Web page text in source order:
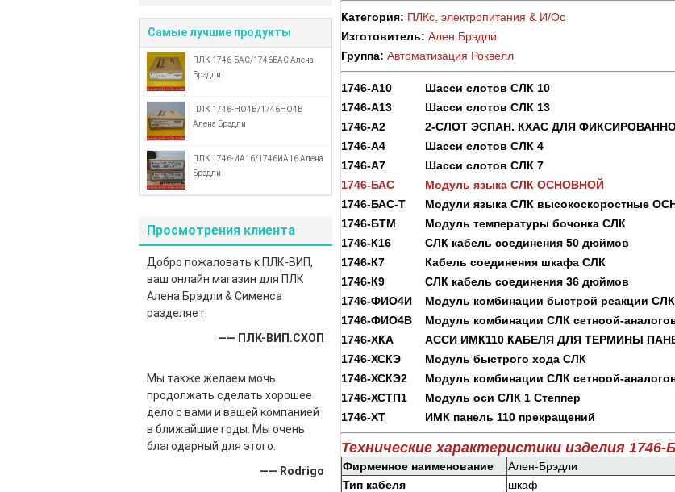
Самые лучшие продукты
ПЛК 1746-БАС/1746БАС Алена
Брэдли
ПЛК 1746-НО4В/1746НО4В
Алена Брэдли
ПЛК 1746-ИА16/1746ИА16 Алена
Брэдли
Просмотрения клиента
Добро пожаловать к ПЛК-ВИП,
ваш онлайн магазин для ПЛК
Алена Брэдли & Сименса
разделяет.
—— ПЛК-ВИП.СХОП
Мы также желаем мочь
продолжать сделать хорошее
дело с вами и вашей компанией
в ближайшие годы. Мы очень
благодарный для этого.
—— Rodrigo
Категория: ПЛКс, электропитания & И/Ос
Изготовитель: Ален Брэдли
Группа: Автоматизация Роквелл
1746-А10 Шасси слотов СЛК 10
1746-А13
Шасси слотов СЛК 13
1746-А2
2-СЛОТ ЭСПАН. КХАС ДЛЯ
1746-А4
Шасси слотов СЛК 4
1746-А7
Шасси слотов СЛК 7
1746-БАС
Модуль языка СЛК ОСНОВНОЙ
1746-БАС-Т
Модули языка СЛК высокоскоростные
1746-БТМ
Модуль температуры бочонка СЛК
1746-К16
СЛК кабель соединения 50 дюймов
1746-К7
Кабель соединения шкафа СЛК
1746-К9
СЛК кабель соединения 36 дюймов
1746-ФИО4И
Модуль комбинации быстрой реакции СЛК
1746-ФИО4В
Модуль комбинации СЛК сетноой-
1746-ХКА
АССИ ИМК110 КАБЕЛЯ ДЛЯ ТЕРМИНЫ
1746-ХСКЭ
Модуль быстрого хода СЛК
1746-ХСКЭ2
Модуль комбинации СЛК сетноой-
1746-ХСТП1
Модуль оси СЛК 1 Степпер
1746-ХТ
ИМК панель 110 прекращений
Технические характеристики изделия
Фирменное наименование
Ален-Брэдли
Тип кабеля
шкаф